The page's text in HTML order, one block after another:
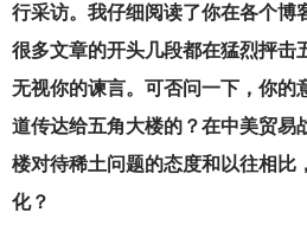
行采访。我仔细阅读了你在各个博
很多文章的开头几段都在猛烈抨击
无视你的谏言。可否问一下，你的
道传达给五角大楼的？在中美贸易
楼对待稀土问题的态度和以往相比
化？